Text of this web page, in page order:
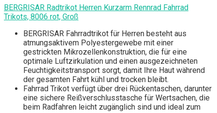
BERGRISAR Radtrikot Herren Kurzarm Rennrad Fahrrad
Trikots, 8006 rot, Groß
BERGRISAR Fahrradtrikot für Herren besteht aus
atmungsaktivem Polyestergewebe mit einer
gestrickten Mikrozellenkonstruktion, die für eine
optimale Luftzirkulation und einen ausgezeichneten
Feuchtigkeitstransport sorgt, damit Ihre Haut während
der gesamten Fahrt kühl und trocken bleibt.
Fahrrad Trikot verfügt über drei Rückentaschen, darunter
eine sichere Reißverschlusstasche für Wertsachen, die
beim Radfahren leicht zugänglich sind und ideal zum